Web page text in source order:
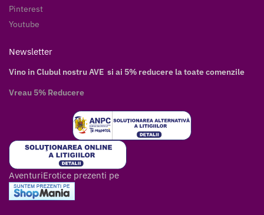
Pinterest
Youtube
Newsletter
Vino in Clubul nostru AVE si ai 5% reducere la toate comenzile
Vreau 5% Reducere
AventuriErotice prezenti pe